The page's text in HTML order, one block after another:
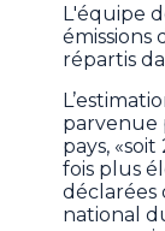
L'équipe
émissions
répartis
parvenue
pays,
fois plus
déclarées
national